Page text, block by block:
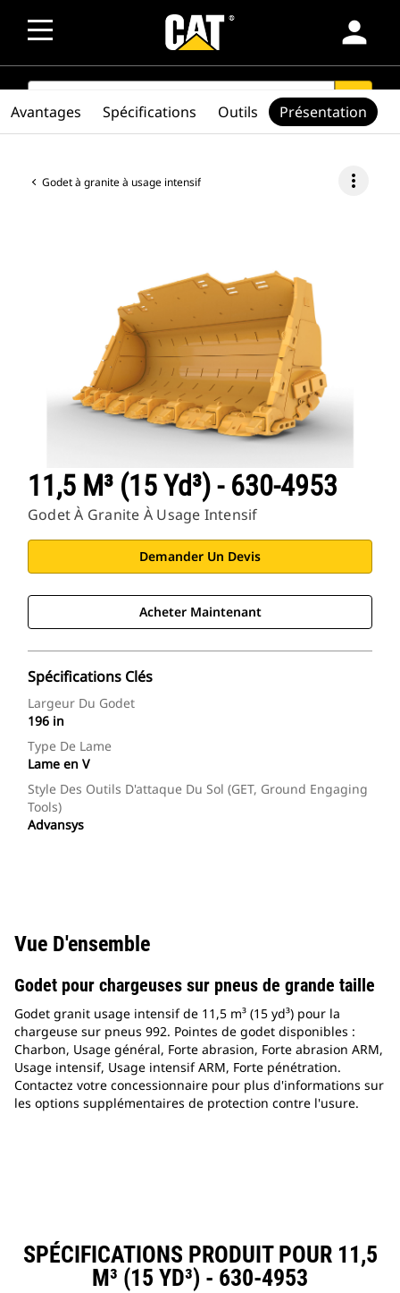
person
SEARCH search
Godet à granite à usage intensif more_vert
11,5 M³ (15 Yd³) - 630-4953
Godet À Granite À Usage Intensif
Demander Un Devis
Acheter Maintenant
Spécifications Clés
Largeur Du Godet
196 in
Type De Lame
Lame en V
Style Des Outils D'attaque Du Sol (GET, Ground Engaging
Tools)
Advansys
Avantages Spécifications Outils Présentation
Vue D'ensemble
Godet pour chargeuses sur pneus de grande taille
Godet granit usage intensif de 11,5 m³ (15 yd³) pour la
chargeuse sur pneus 992. Pointes de godet disponibles :
Charbon, Usage général, Forte abrasion, Forte abrasion ARM,
Usage intensif, Usage intensif ARM, Forte pénétration.
Contactez votre concessionnaire pour plus d'informations sur
les options supplémentaires de protection contre l'usure.
SPÉCIFICATIONS PRODUIT POUR 11,5
M³ (15 YD³) - 630-4953